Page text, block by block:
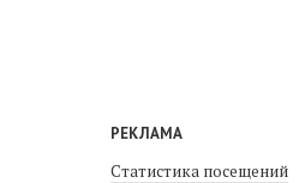
РЕКЛАМА
Статистика посещений